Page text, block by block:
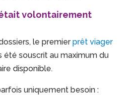
volontairement
le premierprêt viager
été souscrit au maximum du
disponible.
uniquement besoin :